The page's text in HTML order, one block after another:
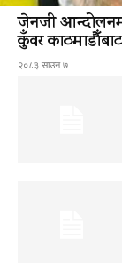
जेनजी
कुँवर
२०८३ साउन ७